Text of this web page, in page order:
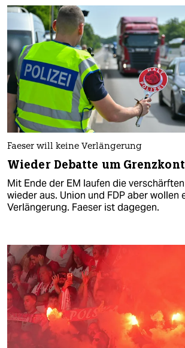
Faeser will keine Verlängerung
Wieder Debatte um
Mit Ende der EM laufen die
wieder aus. Union und FDP aber wollen
Verlängerung. Faeser ist dagegen.